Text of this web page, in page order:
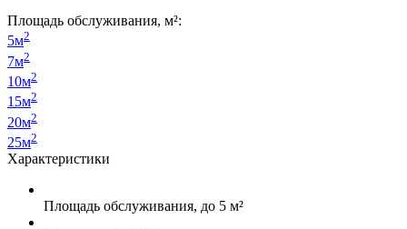
Площадь обслуживания, м²:
5м2
7м2
10м2
15м2
20м2
25м2
Характеристики
Площадь обслуживания, до 5 м²